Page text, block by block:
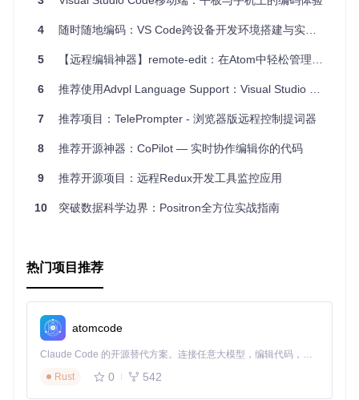
程编辑。
扩展性强
：提供多种语言版本的
实现，以适应不同
环境。
为了安装 RemoteSubl，你需要首先确保拥有 Sublime Text 和
语言版本）。一旦设置完毕，只需一条简单的 SSH 命令，就
果你是 Sublime Text 的忠实用户并且频繁处理远程文件，那
效、流畅的远程开发吧！
4 随时随地编码：VS Code跨设备开发环境搭建与实践指南
5 【远程编辑神器】remote-edit：在Atom中轻松管理你的远程文件
6 推荐使用Advpl Language Support：Visual Studio Code上的超级开发工具
7 推荐项目：TelePrompter - 浏览器版远程控制提词器
8 推荐开源神器：CoPilot — 实时协作编辑你的代码
9 推荐开源项目：远程Redux开发工具监控应用
10 突破数据科学边界：Positron全方位实战指南
热门项目推荐
atomcode
Claude Code 的开源替代方案。连接任意大模型，编辑代码，运行命令，自动验证 — 全自动执行。用 Rust 构建，极致性能。 ｜ An open-source alternative to Claude Code. Connect any LLM, edit code, run commands, and verify changes — autonomously. Built in Rust for speed. Get Started
Rust
0 542